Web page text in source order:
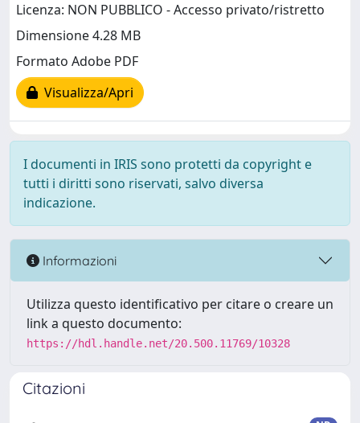
Licenza: NON PUBBLICO - Accesso privato/ristretto
Dimensione 4.28 MB
Formato Adobe PDF
Visualizza/Apri
I documenti in IRIS sono protetti da copyright e
tutti i diritti sono riservati, salvo diversa
indicazione.
Informazioni
Utilizza questo identificativo per citare o creare un
link a questo documento:
https://hdl.handle.net/20.500.11769/10328
Citazioni